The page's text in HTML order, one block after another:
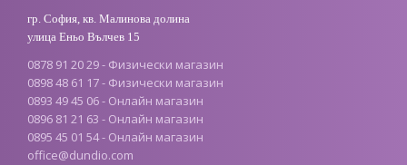
гр. София, кв. Малинова долина
улица Еньо Вълчев 15
0878 91 20 29 - Физически магазин
0898 48 61 17 - Физически магазин
0893 49 45 06 - Онлайн магазин
0896 81 21 63 - Онлайн магазин
0895 45 01 54 - Онлайн магазин
office@dundio.com